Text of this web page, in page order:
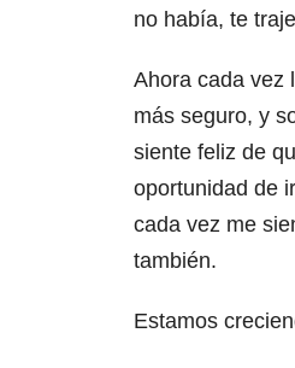
no había, te
Ahora cada vez
más seguro, y
siente feliz de
oportunidad de
cada vez me
también.
Estamos